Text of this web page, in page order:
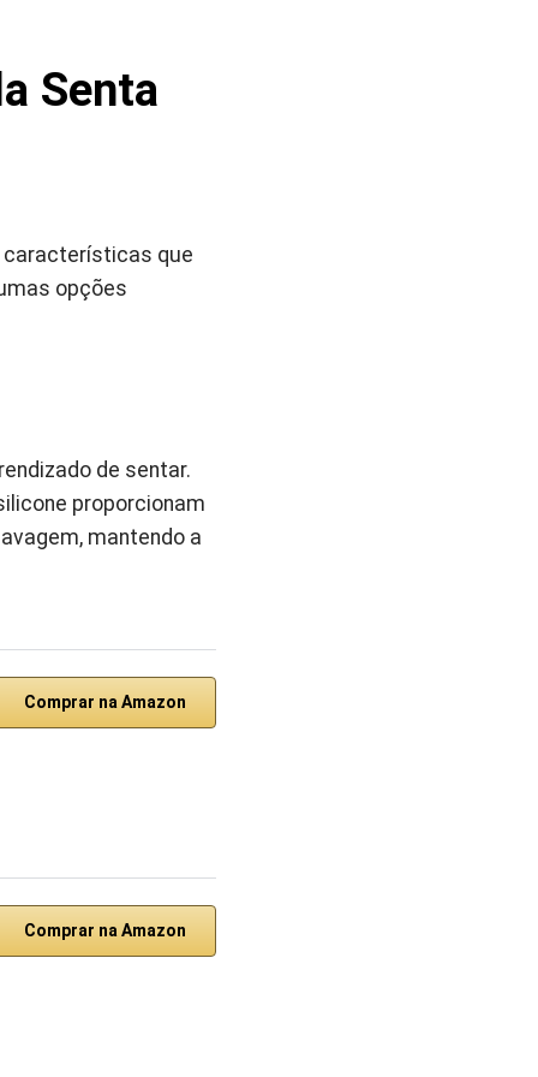
Senta
características que
opções
de sentar.
proporcionam
mantendo a
Comprar na Amazon
Comprar na Amazon